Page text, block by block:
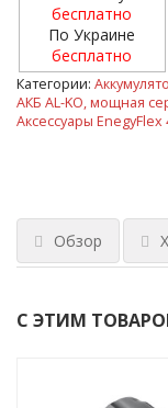
бесплатно
По Украине
бесплатно
Категории:
АКБ AL-KO, мощная
Аксессуары EnegyFlex
Обзор
С ЭТИМ